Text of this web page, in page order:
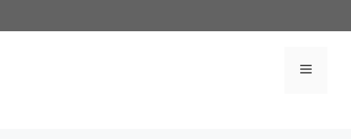
al
Menú